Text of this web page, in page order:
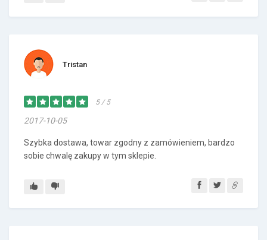
Tristan
5 / 5
2017-10-05
Szybka dostawa, towar zgodny z zamówieniem, bardzo
sobie chwalę zakupy w tym sklepie.